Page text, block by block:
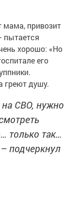
мама, привозит
пытается
хорошо: «Но
его
греют душу.
на СВО, нужно
только так…
подчеркнул